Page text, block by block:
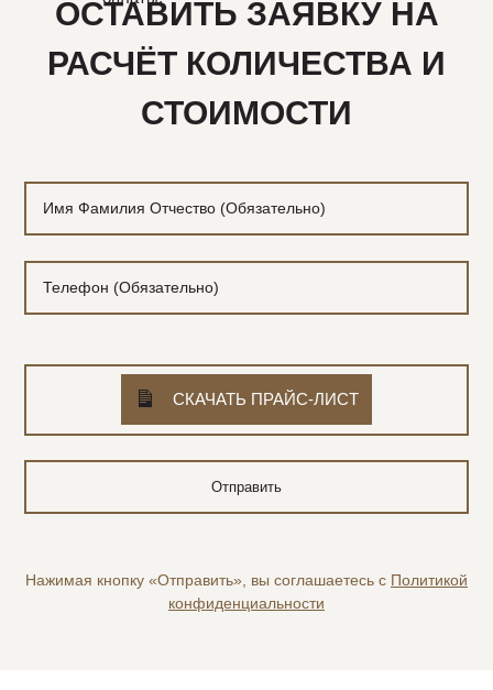
ОСТАВИТЬ ЗАЯВКУ НА
РАСЧЁТ КОЛИЧЕСТВА И
СТОИМОСТИ
СКАЧАТЬ ПРАЙС-ЛИСТ
Нажимая кнопку «Отправить», вы соглашаетесь с Политикой
конфиденциальности